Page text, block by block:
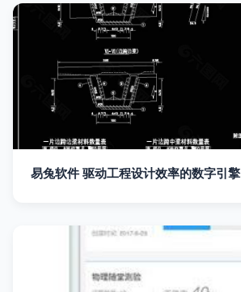
易兔软件 驱动工程设计效率的数字引擎